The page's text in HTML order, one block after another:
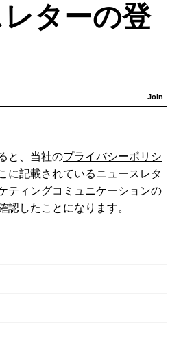
と、当社のプライバシーポリシ
に記載されているニュースレタ
ティングコミュニケーションの
認したことになります。
ターの登
Join